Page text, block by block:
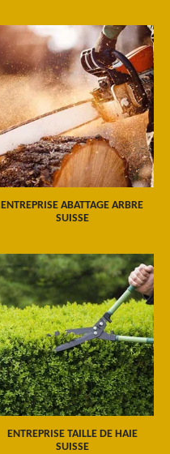
ENTREPRISE ABATTAGE ARBRE
SUISSE
ENTREPRISE TAILLE DE HAIE
SUISSE